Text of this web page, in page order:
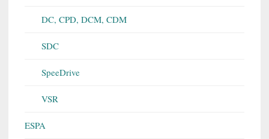
DC, CPD, DCM, CDM
SDC
SpeeDrive
VSR
ESPA